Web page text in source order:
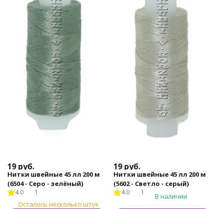
19 руб.
Нитки швейные 45 лл 200 м
(6504 - Серо - зелёный)
4.0 1
Осталось несколько штук
19 руб.
Нитки швейные 45 лл 200 м
(5602 - Светло - серый)
4.0 1 В наличии